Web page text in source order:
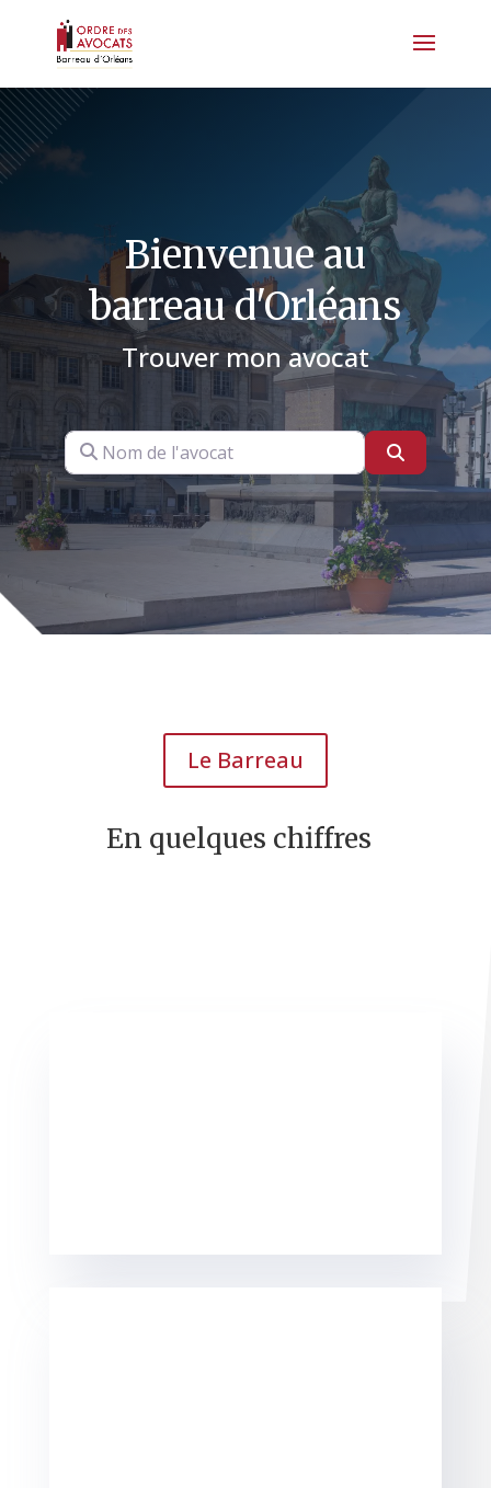
Bienvenue au
barreau d'Orléans
Trouver mon avocat
Nom de l'avocat Search
Le Barreau
En quelques chiffres